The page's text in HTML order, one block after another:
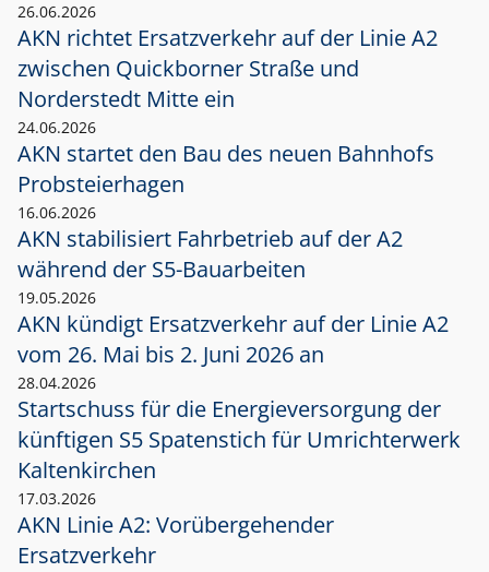
26.06.2026
AKN richtet Ersatzverkehr auf der Linie A2
zwischen Quickborner Straße und
Norderstedt Mitte ein
24.06.2026
AKN startet den Bau des neuen Bahnhofs
Probsteierhagen
16.06.2026
AKN stabilisiert Fahrbetrieb auf der A2
während der S5-Bauarbeiten
19.05.2026
AKN kündigt Ersatzverkehr auf der Linie A2
vom 26. Mai bis 2. Juni 2026 an
28.04.2026
Startschuss für die Energieversorgung der
künftigen S5 Spatenstich für Umrichterwerk
Kaltenkirchen
17.03.2026
AKN Linie A2: Vorübergehender
Ersatzverkehr